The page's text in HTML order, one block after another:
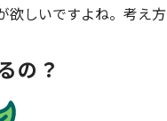
欲しいですよね。考え方
の？